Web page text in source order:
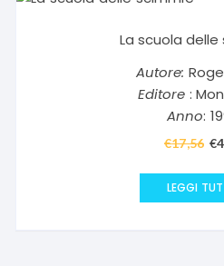
La scuola
Autore:
Editore :
Anno:
€17,56 Il
€
LEGGI